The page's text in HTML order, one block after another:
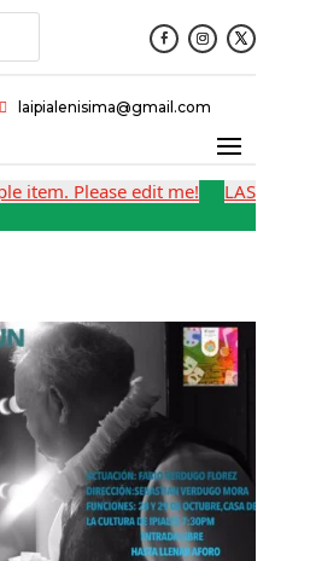
 laipialenisima@gmail.com
item. Please edit me! LAS